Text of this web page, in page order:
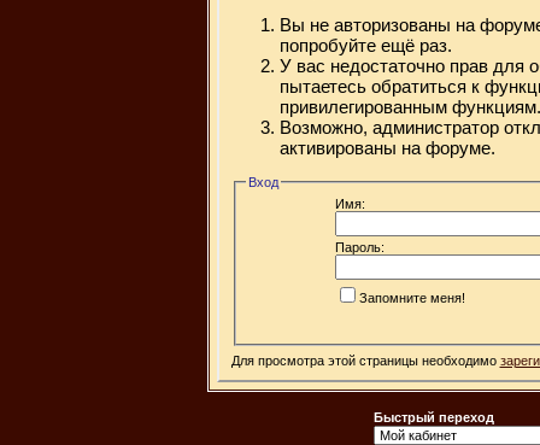
Вы не авторизованы на
попробуйте ещё раз.
У вас недостаточно прав для
пытаетесь обратиться к
привилегированным функциям.
Возможно, администратор
активированы на форуме.
Вход
Имя:
Пароль:
Запомните меня!
Для просмотра этой страницы необходимо
Быстрый переход